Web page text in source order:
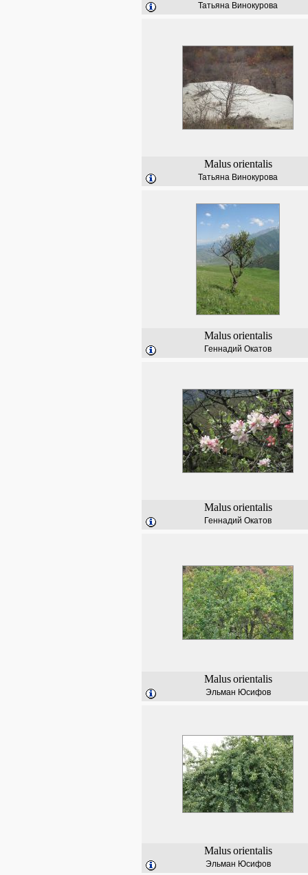
Татьяна Винокурова
Malus orientalis
Татьяна Винокурова
Malus orientalis
Геннадий Окатов
Malus orientalis
Геннадий Окатов
Malus orientalis
Эльман Юсифов
Malus orientalis
Эльман Юсифов